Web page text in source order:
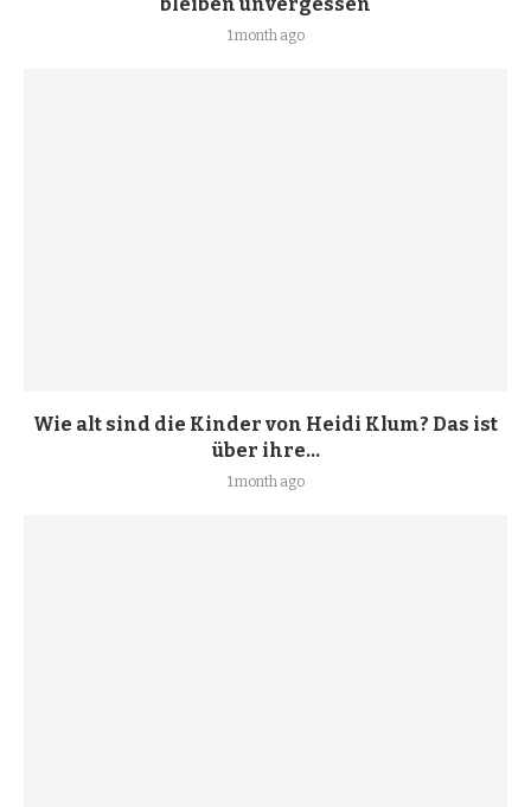
1 month ago
Wie alt sind die Kinder von Heidi Klum? Das ist
über ihre...
1 month ago